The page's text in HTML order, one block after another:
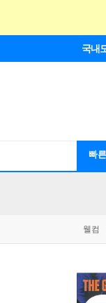
국내
빠
웰컴